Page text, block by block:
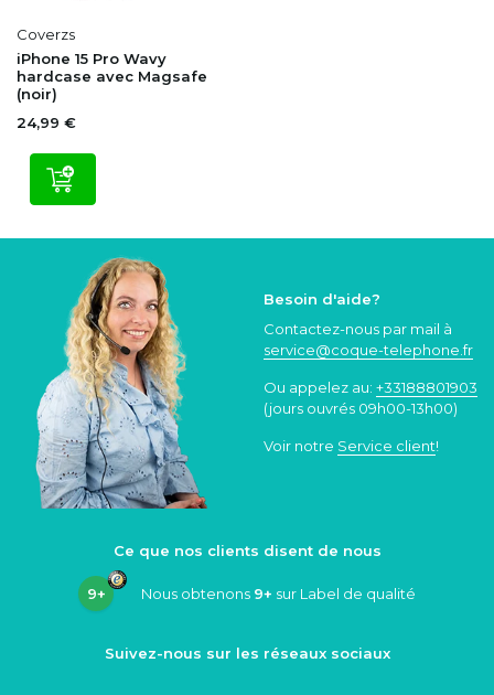
Coverzs
iPhone 15 Pro Wavy
hardcase avec Magsafe
(noir)
24,99 €
Besoin d'aide?
Contactez-nous par mail à
service@coque-telephone.fr
Ou appelez au: +33188801903
(jours ouvrés 09h00-13h00)
Voir notre Service client!
Ce que nos clients disent de nous
9+ Nous obtenons 9+ sur Label de qualité
Suivez-nous sur les réseaux sociaux